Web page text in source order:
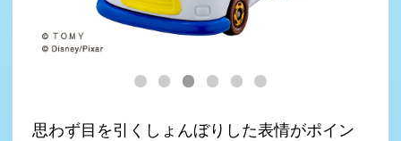
思わず目を引くしょんぼりした表情がポイン